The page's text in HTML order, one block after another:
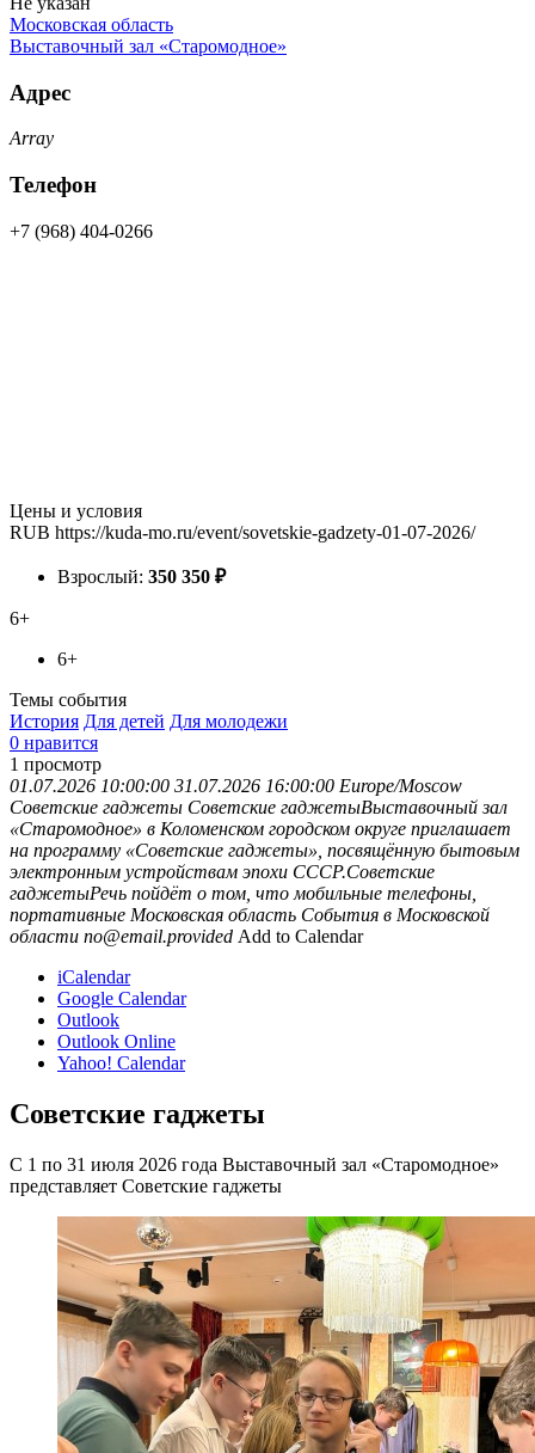
Московская область
Выставочный зал «Старомодное»
Адрес
Array
Телефон
+7 (968) 404-0266
Цены и условия
RUB https://kuda-mo.ru/event/sovetskie-gadzety-01-07-2026/
Взрослый: 350 350 ₽
6+
6+
Темы события
История Для детей Для молодежи
0 нравится
1 просмотр
01.07.2026 10:00:00 31.07.2026 16:00:00 Europe/Moscow
Советские гаджеты Советские гаджетыВыставочный зал
«Старомодное» в Коломенском городском округе приглашает
на программу «Советские гаджеты», посвящённую бытовым
электронным устройствам эпохи СССР.Советские
гаджетыРечь пойдёт о том, что мобильные телефоны,
портативные Московская область События в Московской
области no@email.provided Add to Calendar
iCalendar
Google Calendar
Outlook
Outlook Online
Yahoo! Calendar
Советские гаджеты
С 1 по 31 июля 2026 года Выставочный зал «Старомодное»
представляет Советские гаджеты